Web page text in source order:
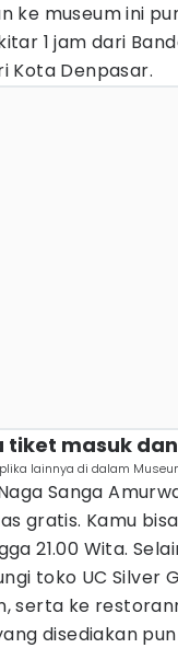
ke museum ini
1 jam dari
Kota Denpasar.
tiket masuk
lainnya di dalam
Sanga
gratis. Kamu
21.00 Wita.
toko UC Silver
serta ke
disediakan